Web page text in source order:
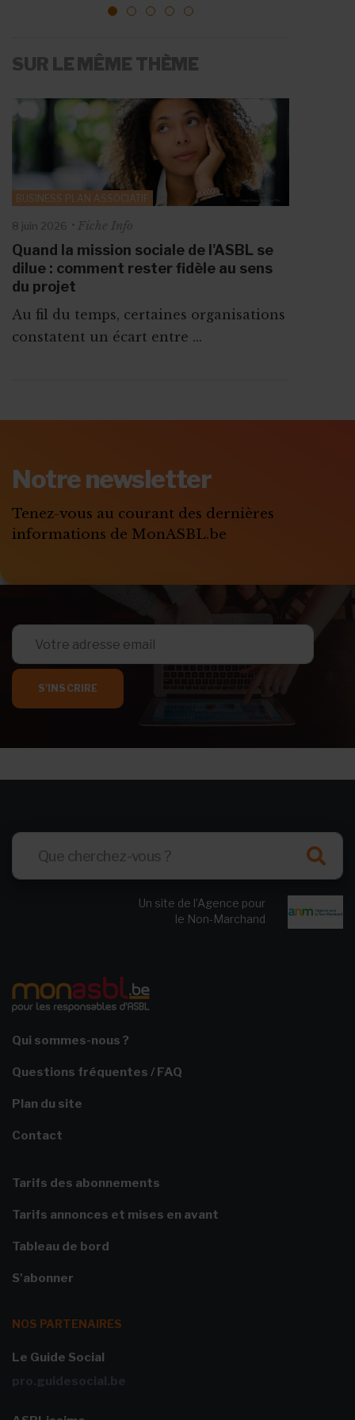
1 2 3 4
SUR LE MÊME THÈME
BUSINESS PLAN ASSOCIATIF
8 juin 2026 Fiche Info
Quand la mission sociale de l'ASBL se
dilue : comment rester fidèle au sens
du projet
Au fil du temps, certaines organisations
constatent un écart entre ...
S'ABONNER
Notre newsletter
Tenez-vous au courant des dernières
informations de MonASBL.be
S'INSCRIRE
Un site de l’Agence pour
le Non-Marchand
Qui sommes-nous ?
Questions fréquentes / FAQ
Plan du site
Contact
Tarifs des abonnements
Tarifs annonces et mises en avant
Tableau de bord
S'abonner
NOS PARTENAIRES
Le Guide Social
pro.guidesocial.be